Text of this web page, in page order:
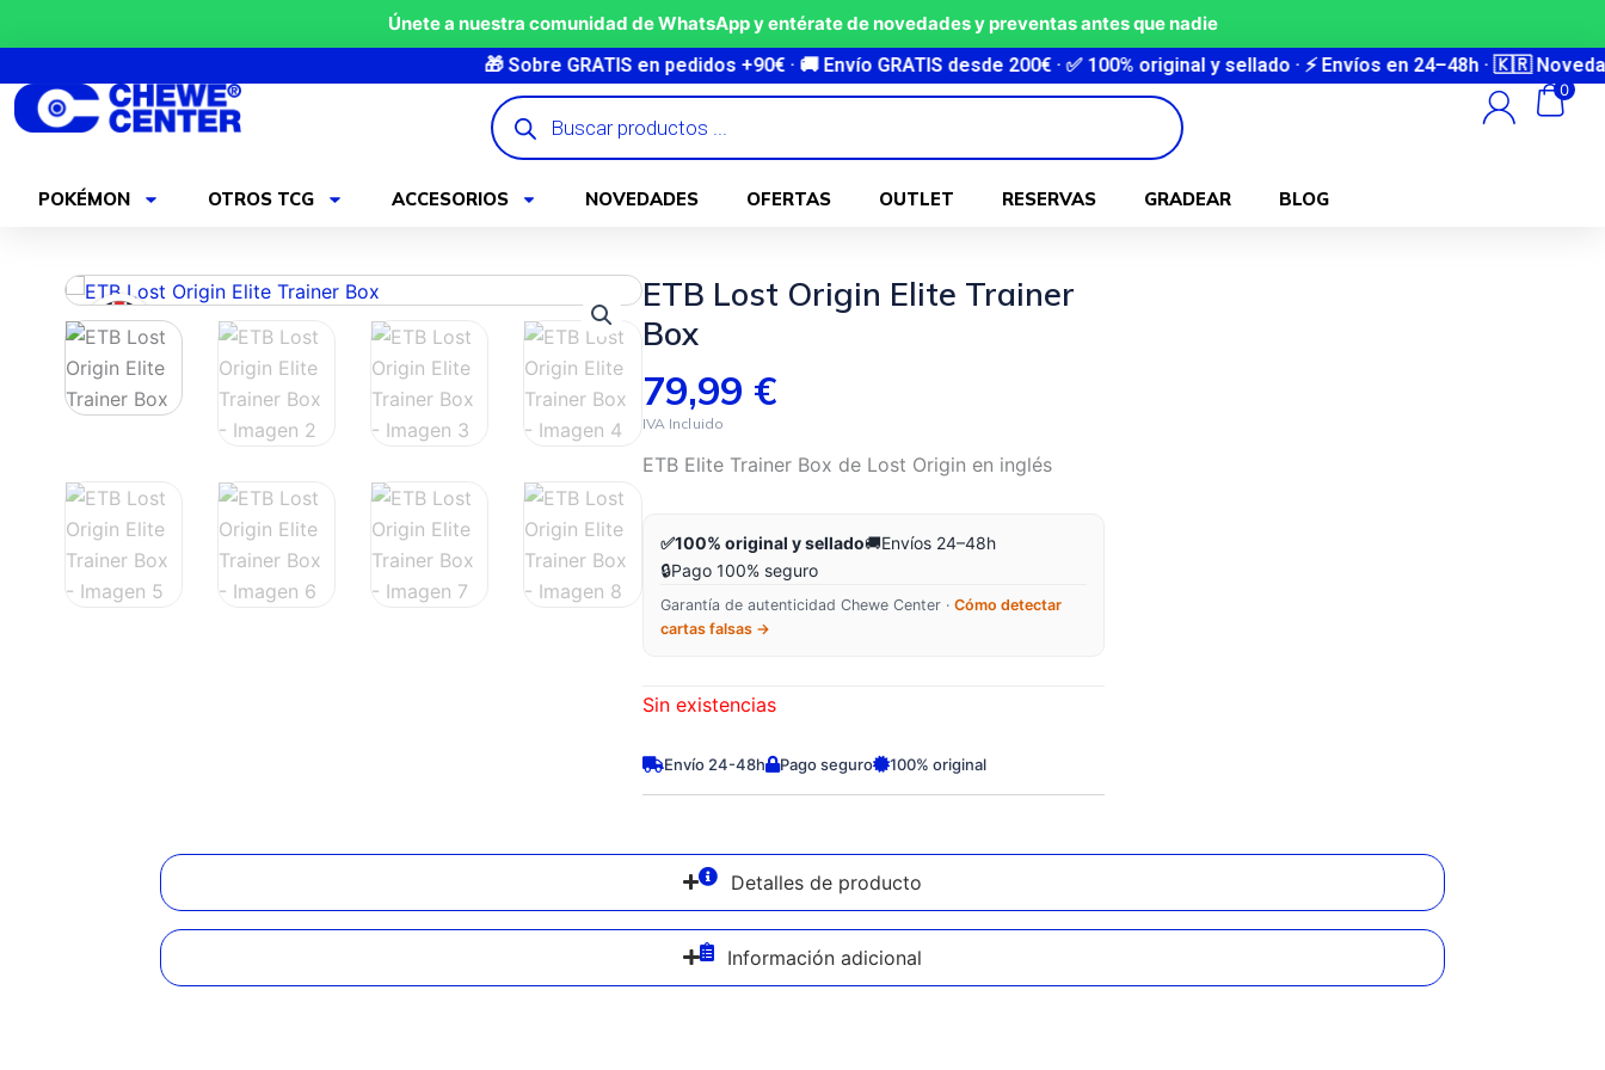
Únete a nuestra comunidad de WhatsApp y entérate de novedades y preventas antes que nadie
al
🎁 Sobre GRATIS en pedidos +90€ · 🚚 Envío GRATIS desde 200€ · ✅ 100% original y sellado · ⚡ Envíos en 24–48h · 🇰🇷 Novedades
Búsqueda
de
productos
0
POKÉMON OTROS TCG ACCESORIOS NOVEDADES OFERTAS OUTLET RESERVAS GRADEAR BLOG
ETB Lost Origin Elite Trainer
Box
79,99 €
ETB Elite Trainer Box de Lost Origin en inglés
✅100% original y sellado🚚Envíos 24–48h
🔒Pago 100% seguro
Garantía de autenticidad Chewe Center · Cómo detectar
cartas falsas →
Sin existencias
Envío 24-48h Pago seguro 100% original
Detalles de producto
Información adicional